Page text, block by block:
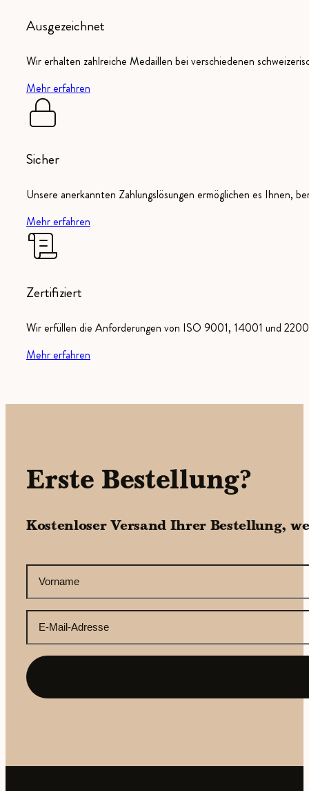
Ausgezeichnet
Wir erhalten zahlreiche Medaillen bei verschiedenen
Mehr erfahren
Sicher
Unsere anerkannten Zahlungslösungen ermöglichen es Ihnen,
Mehr erfahren
Zertifiziert
Wir erfüllen die Anforderungen von ISO 9001, 14001 und
Mehr erfahren
Erste Bestellung?
Kostenloser Versand Ihrer Bestellung,
Vorname
Mail-
Adresse